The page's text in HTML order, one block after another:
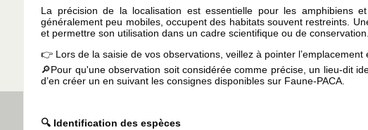
La précision de la localisation est essentielle pour les amphibiens
généralement peu mobiles, occupent des habitats souvent restreints.
et permettre son utilisation dans un cadre scientifique ou de conservation.
👉 Lors de la saisie de vos observations, veillez à pointer l’emplacement
🔎Pour qu'une observation soit considérée comme précise, un lieu-dit
d’en créer un en suivant les consignes disponibles sur Faune-PACA.
🔍 Identification des espèces